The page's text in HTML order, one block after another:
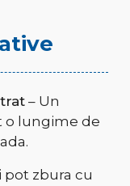
– Un
o lungime de
pot zbura cu